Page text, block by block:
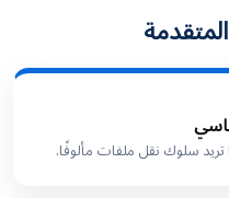
سلوك نقل ملفات مألوفًا.